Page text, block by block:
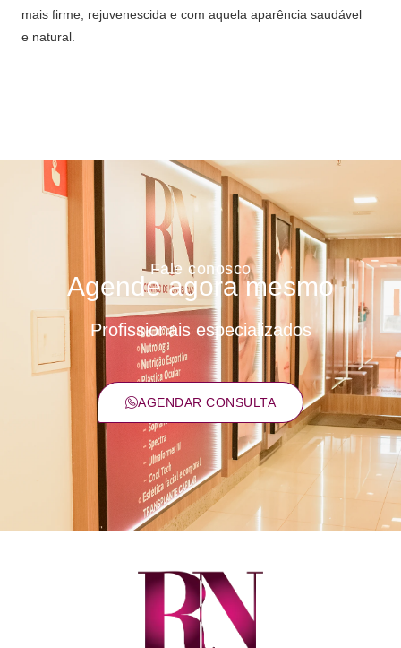
mais firme, rejuvenescida e com aquela aparência saudável
e natural.
Fale conosco
Agende agora mesmo
Profissionais especializados
AGENDAR CONSULTA